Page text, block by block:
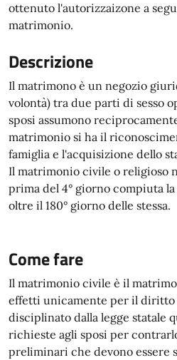
ottenuto l'autorizzaizone a
matrimonio.
Descrizione
Il matrimono è un negozio
volontà) tra due parti di sesso
sposi assumono
matrimonio si ha il
famiglia e l'acquisizione dello
Il matrimonio civile o religioso
prima del 4° giorno compiuta
oltre il 180° giorno delle stessa.
Come fare
Il matrimonio civile è il
effetti unicamente per il diritto
disciplinato dalla legge statale
richieste agli sposi per
preliminari che devono essere